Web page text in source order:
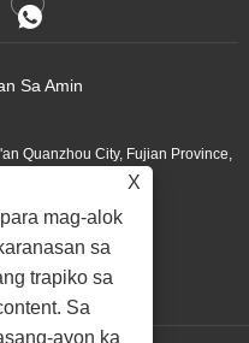
Sa Amin
Quanzhou City, Fujian Province,
tech.com
X
mag-alok
sa
trapiko sa
Sa
ayon ka